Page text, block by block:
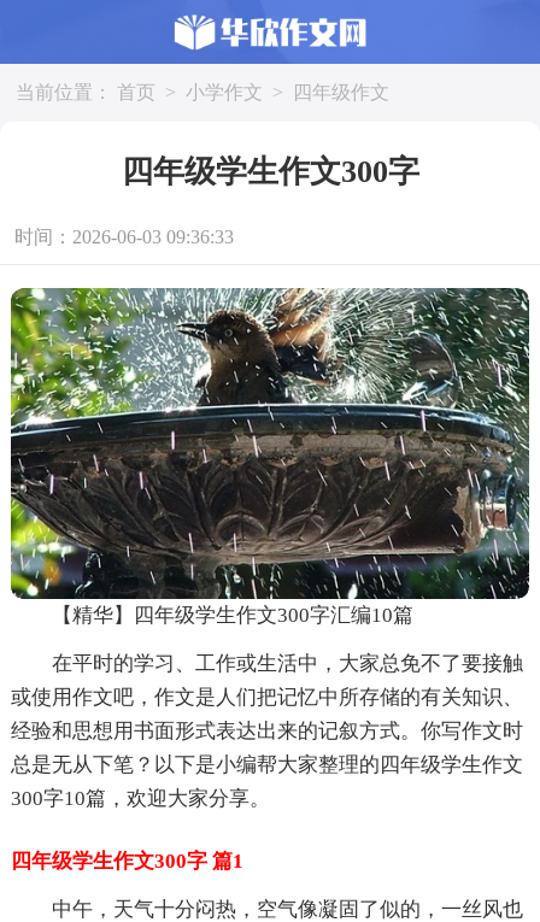
当前位置： 首页 > 小学作文 > 四年级作文
四年级学生作文300字
时间：2026-06-03 09:36:33
【精华】四年级学生作文300字汇编10篇
在平时的学习、工作或生活中，大家总免不了要接触
或使用作文吧，作文是人们把记忆中所存储的有关知识、
经验和思想用书面形式表达出来的记叙方式。你写作文时
总是无从下笔？以下是小编帮大家整理的四年级学生作文
300字10篇，欢迎大家分享。
四年级学生作文300字 篇1
中午，天气十分闷热，空气像凝固了似的，一丝风也